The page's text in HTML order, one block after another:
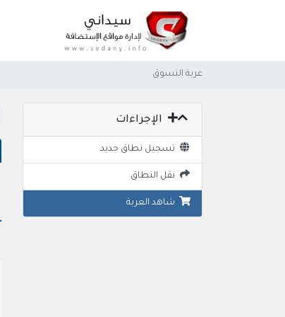
عربة التسوق
الإجراءات
تسجيل نطاق جديد
نقل النطاق
شاهد العربة